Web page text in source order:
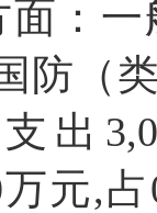
：
防（
出
万元,